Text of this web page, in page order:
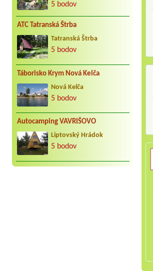
5 bodov
ATC Tatranská Štrba
Tatranská Štrba
5 bodov
Táborisko Krym Nová Kelča
Nová Kelča
5 bodov
Autocamping VAVRIŠOVO
Liptovský Hrádok
5 bodov